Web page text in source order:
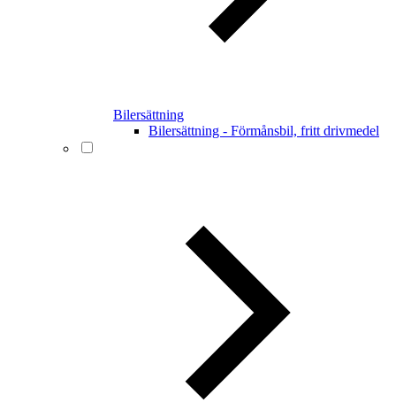
Bilersättning
Bilersättning - Förmånsbil, fritt drivmedel